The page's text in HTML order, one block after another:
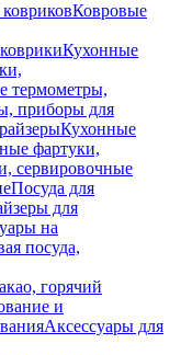
Ковровые
Кухонные
термометры,
приборы для
Кухонные
фартуки,
сервировочные
Посуда для
для
на
посуда,
горячий
и
Аксессуары для